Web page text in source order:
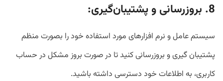
8. بروزرسانی و پشتیبان‌گیری:
سیستم عامل و نرم افزارهای مورد استفاده خود را بصورت منظم
پشتیبان گیری و بروزرسانی کنید تا در صورت بروز مشکل در حساب
کاربری، به اطلاعات خود دسترسی داشته باشید.